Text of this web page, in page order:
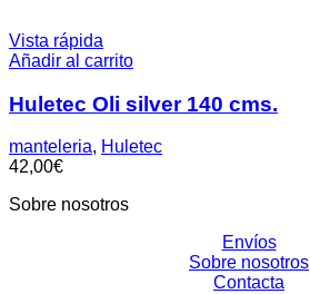
Vista rápida
Añadir al carrito
Huletec Oli silver 140 cms.
manteleria, Huletec
42,00€
Sobre nosotros
Envíos
Sobre nosotros
Contacta